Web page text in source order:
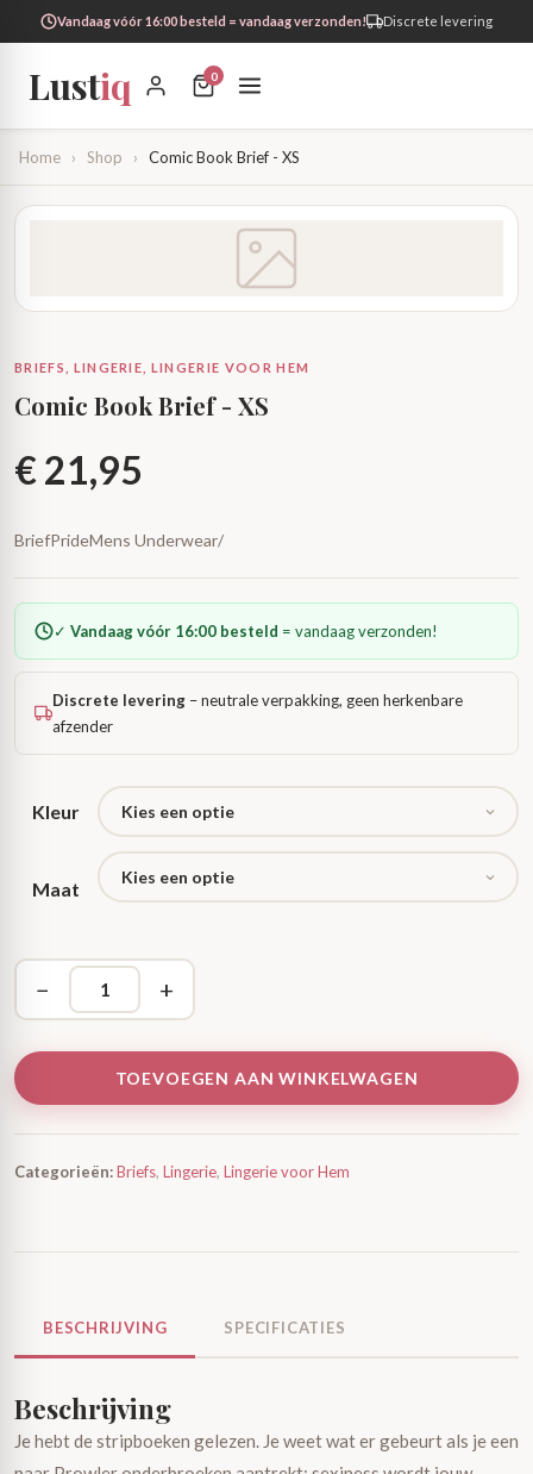
Vandaag vóór 16:00 besteld = vandaag verzonden! Discrete levering
Lustiq 0
Home › Shop › Comic Book Brief - XS
BRIEFS, LINGERIE, LINGERIE VOOR HEM
Comic Book Brief - XS
€21,95
BriefPrideMens Underwear/
✓ Vandaag vóór 16:00 besteld = vandaag verzonden!
Discrete levering – neutrale verpakking, geen herkenbare
afzender
Kleur
Maat
− +
TOEVOEGEN AAN WINKELWAGEN
Categorieën:Briefs, Lingerie, Lingerie voor Hem
BESCHRIJVING SPECIFICATIES
Beschrijving
Je hebt de stripboeken gelezen. Je weet wat er gebeurt als je een